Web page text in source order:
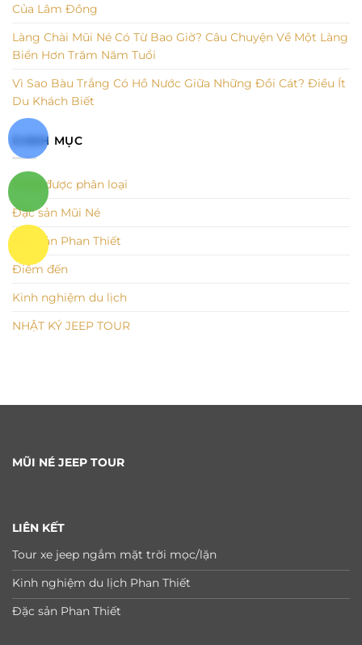
Của Lâm Đồng
Làng Chài Mũi Né Có Từ Bao Giờ? Câu Chuyện Về Một Làng
Biển Hơn Trăm Năm Tuổi
Vì Sao Bàu Trắng Có Hồ Nước Giữa Những Đồi Cát? Điều Ít
Du Khách Biết
DANH MỤC
Chưa được phân loại
Đặc sản Mũi Né
Đặc sản Phan Thiết
Điểm đến
Kinh nghiệm du lịch
NHẬT KÝ JEEP TOUR
MŨI NÉ JEEP TOUR
LIÊN KẾT
Tour xe jeep ngắm mặt trời mọc/lặn
Kinh nghiệm du lịch Phan Thiết
Đặc sản Phan Thiết